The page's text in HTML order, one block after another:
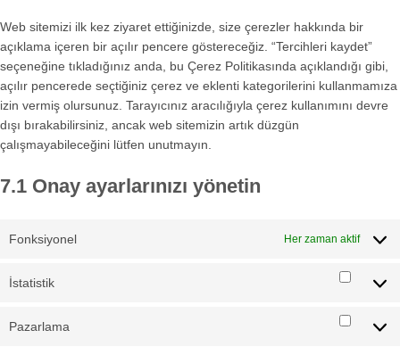
Web sitemizi ilk kez ziyaret ettiğinizde, size çerezler hakkında bir
açıklama içeren bir açılır pencere göstereceğiz. “Tercihleri kaydet”
seçeneğine tıkladığınız anda, bu Çerez Politikasında açıklandığı gibi,
açılır pencerede seçtiğiniz çerez ve eklenti kategorilerini kullanmamıza
izin vermiş olursunuz. Tarayıcınız aracılığıyla çerez kullanımını devre
dışı bırakabilirsiniz, ancak web sitemizin artık düzgün
çalışmayabileceğini lütfen unutmayın.
7.1 Onay ayarlarınızı yönetin
Fonksiyonel Her zaman aktif
İstatistik
Pazarlama